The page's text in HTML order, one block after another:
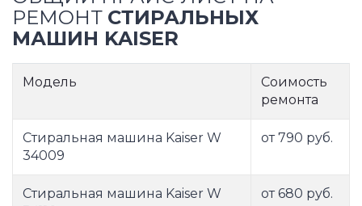
РЕМОНТ СТИРАЛЬНЫХ
МАШИН KAISER
Модель
Соимость
ремонта
Стиральная машина Kaiser W
34009
от 790 руб.
Стиральная машина Kaiser W
от 680 руб.